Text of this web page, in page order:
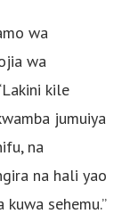
wa
wa
kile
jumuiya
na
na hali yao
sehemu.”